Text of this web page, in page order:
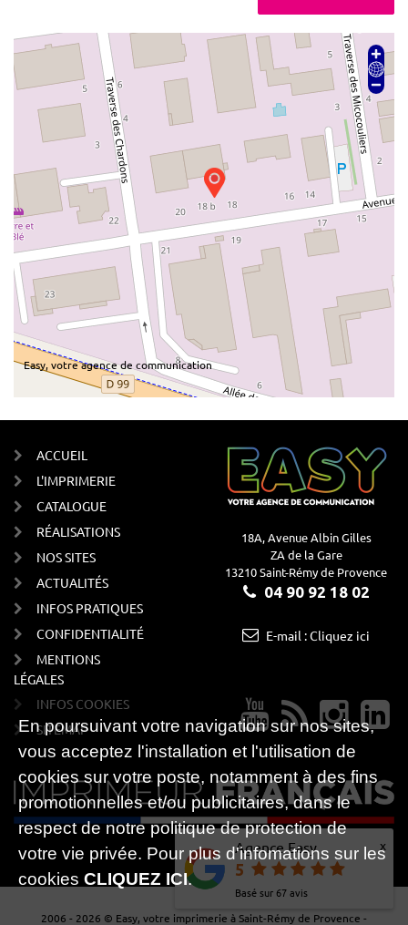
Easy, votre agence de communication
ACCUEIL
L'IMPRIMERIE
CATALOGUE
RÉALISATIONS
NOS SITES
ACTUALITÉS
INFOS PRATIQUES
CONFIDENTIALITÉ
MENTIONS
LÉGALES
INFOS COOKIES
SITEMAP
18A, Avenue Albin Gilles
ZA de la Gare
13210 Saint-Rémy de Provence
04 90 92 18 02
E-mail : Cliquez ici
2006 - 2026 © Easy, votre imprimerie à Saint-Rémy de Provence -
Agence Easy
5
Basé sur 67avis
x
En poursuivant votre navigation sur nos sites,
vous acceptez l'installation et l'utilisation de
cookies sur votre poste, notamment à des fins
promotionnelles et/ou publicitaires, dans le
respect de notre politique de protection de
votre vie privée. Pour plus d'infomations sur les
cookies CLIQUEZ ICI.